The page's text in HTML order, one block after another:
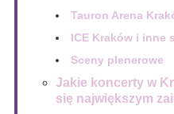
Tauron Arena
ICE Kraków i inne
Sceny plenerowe
Jakie koncerty w
się największym